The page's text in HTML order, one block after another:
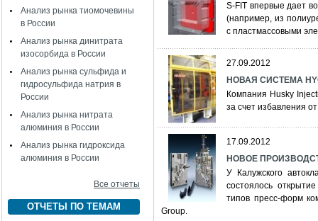
Анализ рынка тиомочевины
в России
Анализ рынка динитрата
изосорбида в России
Анализ рынка сульфида и
гидросульфида натрия в
России
Анализ рынка нитрата
алюминия в России
Анализ рынка гидроксида
алюминия в России
Все отчеты
ОТЧЕТЫ ПО ТЕМАМ
S-FIT впервые дает
(например, из
с пластмассовыми
27.09.2012
НОВАЯ СИСТЕМА
Компания Husky
за счет избавления
17.09.2012
НОВОЕ
У Калужского
состоялось
типов пресс-форм
Group.